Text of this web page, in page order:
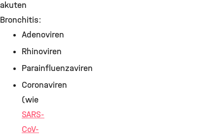
akuten
Bronchitis:
Adenoviren
Rhinoviren
Parainfluenzaviren
Coronaviren
(wie
SARS-
CoV-